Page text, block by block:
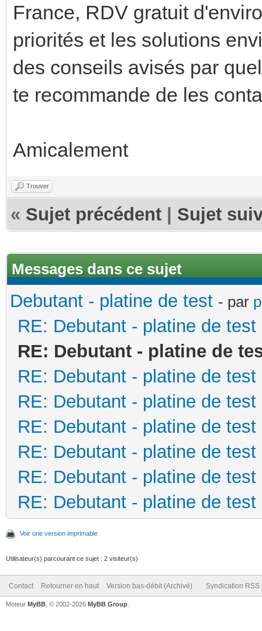
France, RDV gratuit
priorités et les solutions
des conseils avisés par
te recommande de les
Amicalement
Trouver
« Sujet précédent Sujet
Messages dans ce sujet
Debutant - platine de test - par
RE: Debutant - platine de test
RE: Debutant - platine de
RE: Debutant - platine de test
RE: Debutant - platine de test
RE: Debutant - platine de test
RE: Debutant - platine de test
RE: Debutant - platine de test
RE: Debutant - platine de test
Voir une version imprimable
Utilisateur(s) parcourant ce sujet : 2 visiteur(s)
Contact Retourner en haut Version bas-débit (Archivé) Syndication RSS
Moteur MyBB , © 2002-2026 MyBB Group